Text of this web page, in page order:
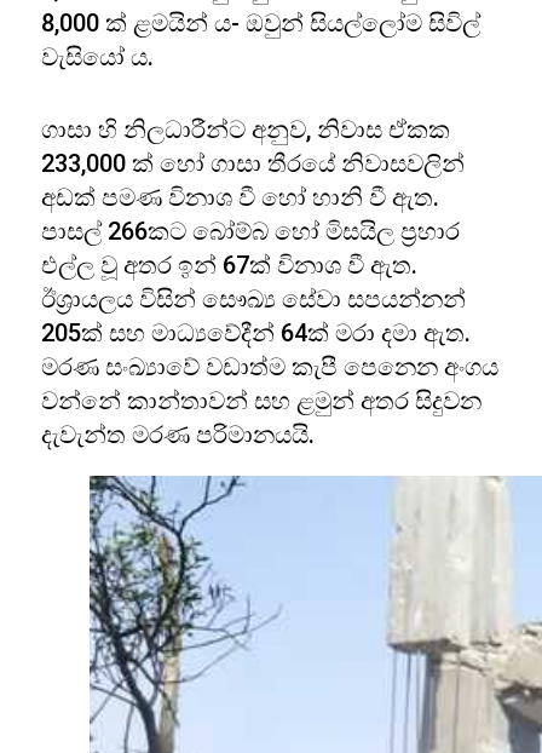
8,000 ක් ළමයින් ය- ඔවුන් සියල්ලෝම සිවිල්
වැසියෝ ය.
ගාසා හි නිලධාරීන්ට අනුව, නිවාස ඒකක
233,000 ක් හෝ ගාසා තීරයේ නිවාසවලින්
අඩක් පමණ විනාශ වී හෝ හානි වී ඇත.
පාසල් 266කට බෝම්බ හෝ මිසයිල ප්‍රහාර
එල්ල වූ අතර ඉන් 67ක් විනාශ වී ඇත.
ඊශ්‍රායලය විසින් සෞඛ්‍ය සේවා සපයන්නන්
205ක් සහ මාධ්‍යවේදීන් 64ක් මරා දමා ඇත.
මරණ සංඛ්‍යාවේ වඩාත්ම කැපී පෙනෙන අංගය
වන්නේ කාන්තාවන් සහ ළමුන් අතර සිදුවන
දැවැන්ත මරණ පරිමානයයි.